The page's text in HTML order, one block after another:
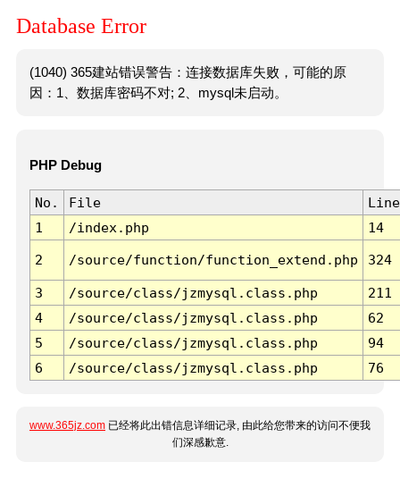
Database Error
(1040) 365建站错误警告：连接数据库失败，可能的原
因：1、数据库密码不对; 2、mysql未启动。
PHP Debug
No. File
Line
1
/index.php 14
2 /source/function/function_extend.php 324
3 /source/class/jzmysql.class.php
211
4
/source/class/jzmysql.class.php
62
5
/source/class/jzmysql.class.php
94
6
/source/class/jzmysql.class.php 76
www.365jz.com 已经将此出错信息详细记录, 由此给您带来的访问不便我
们深感歉意.